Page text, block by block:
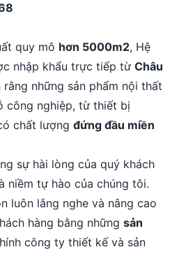
quy mô hơn 5000m2, Hệ
nhập khẩu trực tiếp từ Châu
những sản phẩm nội thất
công nghiệp, từ thiết bị
chất lượng đứng đầu miền
sự hài lòng của quý khách
niềm tự hào của chúng tôi.
luôn lắng nghe và nâng cao
hàng bằng những sản
công ty thiết kế và sản